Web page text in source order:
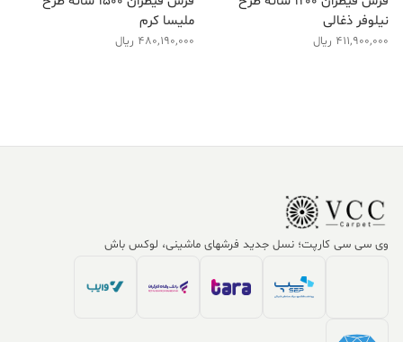
نیلوفر ذغالی
411,900,000 ریال
ملیسا کرم
480,190,000 ریال
وی سی سی کارپت؛ نسل جدید فرشهای ماشینی، لوکس باش